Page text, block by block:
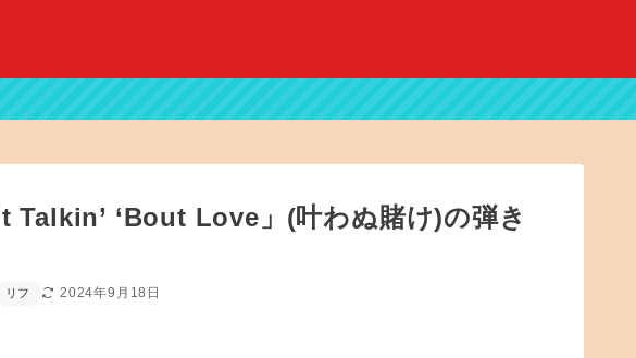
Talkin’ ‘Bout Love」(叶わぬ賭け)の弾き
リフ 2024年9月18日